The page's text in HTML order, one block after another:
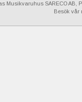
Musikvaruhus SARECO AB,
Besök vår